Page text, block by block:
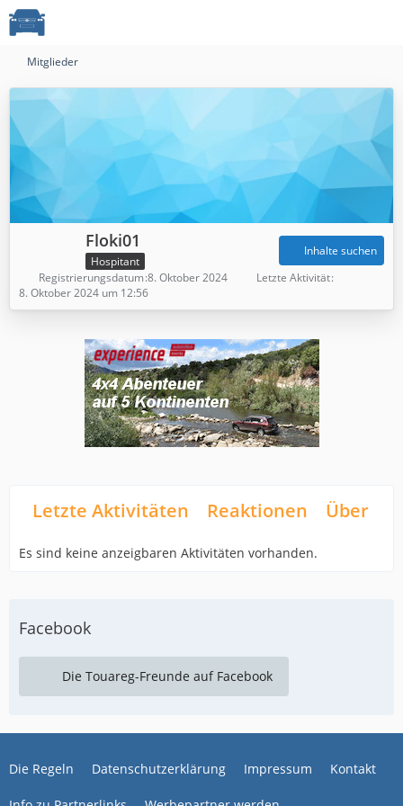
Mitglieder
Floki01
Hospitant
Inhalte suchen
Registrierungsdatum 8. Oktober 2024
Letzte Aktivität
8. Oktober 2024 um 12:56
Letzte Aktivitäten Reaktionen Über
Es sind keine anzeigbaren Aktivitäten vorhanden.
Facebook
Die Touareg-Freunde auf Facebook
Die Regeln Datenschutzerklärung Impressum Kontakt